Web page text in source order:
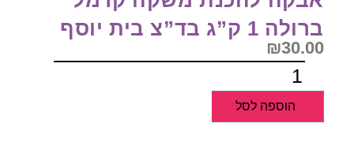
בד"צ
בית
יוסף
ברולה 1 ק”ג בד”צ בית יוסף
₪30.00
כמות
של
אבקה
הוספה לסל